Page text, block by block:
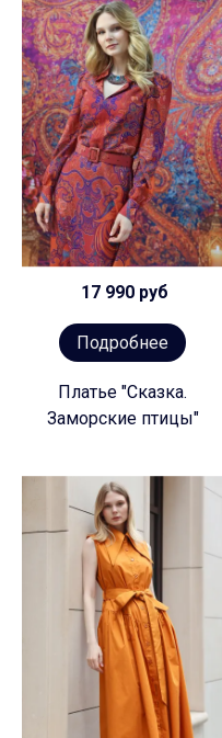
17 990 руб
Подробнее
Платье "Сказка.
Заморские птицы"